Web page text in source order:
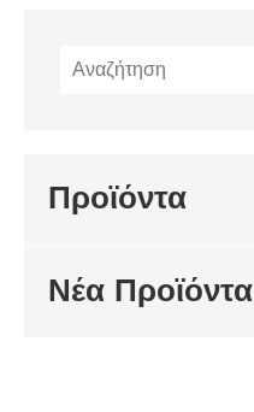
Προϊόντα
Νέα Προϊόντα